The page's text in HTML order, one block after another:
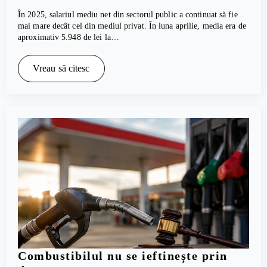
În 2025, salariul mediu net din sectorul public a continuat să fie
mai mare decât cel din mediul privat. În luna aprilie, media era de
aproximativ 5.948 de lei la…
Vreau să citesc
Combustibilul nu se ieftinește prin